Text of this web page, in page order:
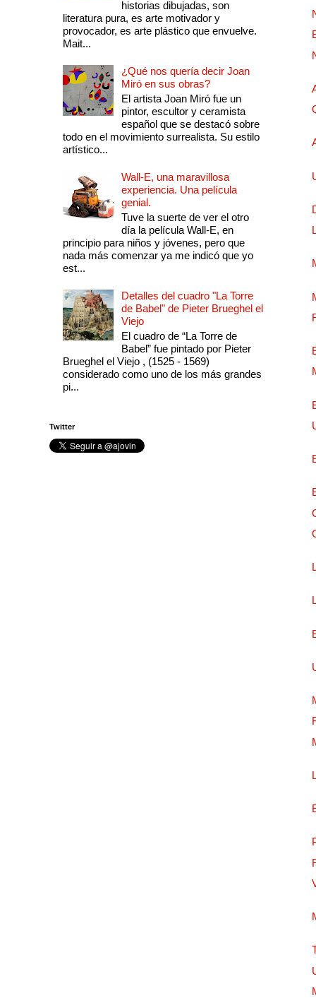
historias dibujadas, son
literatura pura, es arte motivador y
provocador, es arte plástico que envuelve.
Mait...
¿Qué nos quería decir Joan
Miró en sus obras?
El artista Joan Miró fue un
pintor, escultor y ceramista
español que se destacó sobre
todo en el movimiento surrealista. Su estilo
artístico...
Wall-E, una maravillosa
experiencia. Una película
genial.
Tuve la suerte de ver el otro
día la película Wall-E, en
principio para niños y jóvenes, pero que
nada más comenzar ya me indicó que yo
est...
Detalles del cuadro "La Torre
de Babel" de Pieter Brueghel el
Viejo
El cuadro de “La Torre de
Babel” fue pintado por Pieter
Brueghel el Viejo , (1525 - 1569)
considerado como uno de los más grandes
pi...
Twitter